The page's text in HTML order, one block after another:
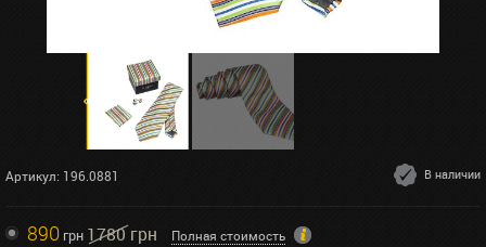
Артикул: 196.0881 В наличии
890грн 1780 грн Полная стоимость